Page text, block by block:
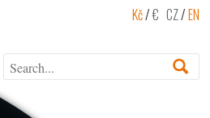
Kč/€ CZ/EN